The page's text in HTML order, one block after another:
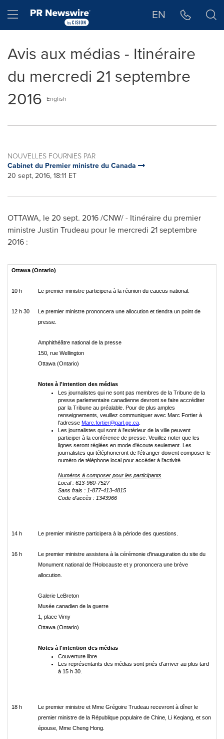
Hamburger menu EN
Avis aux médias - Itinéraire
du mercredi 21 septembre
2016
English
NOUVELLES FOURNIES PAR
Cabinet du Premier ministre du Canada
20 sept, 2016, 18:11 ET
OTTAWA, le20 sept. 2016/CNW/ - Itinéraire du premier
ministreJustin Trudeau pour le mercredi 21 septembre
2016 :
Ottawa (Ontario)
10 h Le premier ministre participera à la réunion du caucus national.
12 h 30
Le premier ministre prononcera une allocution et tiendra un point de
presse.
Amphithéâtre national de la presse
150, rue Wellington
Ottawa (Ontario)
Notes à l'intention des médias
Les journalistes qui ne sont pas membres de la Tribune de la
presse parlementaire canadienne devront se faire accréditer
par la Tribune au préalable. Pour de plus amples
renseignements, veuillez communiquer avec Marc Fortier à
l'adresse Marc.fortier@parl.gc.ca
Les journalistes qui sont à l'extérieur de la ville peuvent
participer à la conférence de presse. Veuillez noter que les
lignes seront réglées en mode d'écoute seulement. Les
journalistes qui téléphoneront de l'étranger doivent composer le
numéro de téléphone local pour accéder à l'activité.
Numéros à composer pour les participants
Local : 613-960-7527
Sans frais : 1-877-413-4815
Code d'accès : 1343966
14 h Le premier ministre participera à la période des questions.
16 h
Le premier ministre assistera à la cérémonie d'inauguration du site du
Monument national de l'Holocauste et y prononcera une brève
allocution.
Galerie LeBreton
Musée canadien de la guerre
1, place Vimy
Ottawa (Ontario)
Notes à l'intention des médias
Couverture libre
Les représentants des médias sont priés d'arriver au plus tard
à 15 h 30.
18 h
Le premier ministre et Mme Grégoire Trudeau recevront à dîner le
premier ministre de la République populaire de Chine, Li Keqiang, et son
épouse, Mme Cheng Hong.